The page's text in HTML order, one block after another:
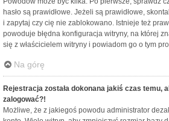
hasło są prawidłowe. Jeżeli są prawidłowe,
i zapytaj czy cię nie zablokowano. Istnieje też
powoduje błędna konfiguracja witryny, na której
się z właścicielem witryny i powiadom go o tym
Na górę
Rejestracja została dokonana jakiś czas temu,
zalogować?!
Możliwe, że z jakiegoś powodu administrator